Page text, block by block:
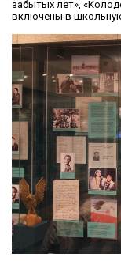
забытых лет»,
включены в